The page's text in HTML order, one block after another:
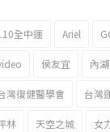
全中運 Ariel
侯友宜 內
灣復健醫學會 台灣
林 天空之城 女